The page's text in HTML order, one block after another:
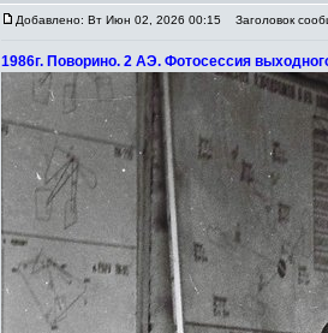
Добавлено: Вт Июн 02, 2026 00:15 Заголовок
1986г. Поворино. 2 АЭ. Фотосессия